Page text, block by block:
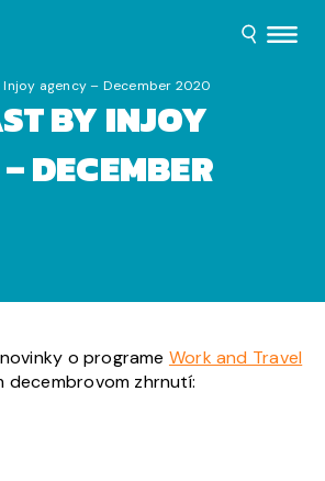
agency – December 2020
BY INJOY
DECEMBER
o programe Work and Travel
decembrovom zhrnutí: